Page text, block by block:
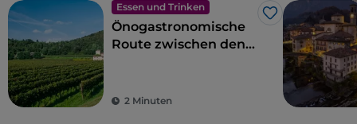
Essen und Trinken
Like
Önogastronomische
Route zwischen den
2 Minuten